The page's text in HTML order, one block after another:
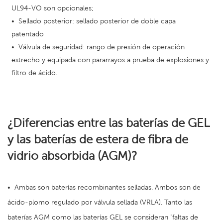
UL94-VO son opcionales;
•
Sellado posterior: sellado posterior de doble capa
patentado
• Válvula de seguridad: rango de presión de operación
estrecho y equipada con pararrayos a prueba de explosiones y
filtro de ácido.
¿Diferencias entre las baterías de GEL
y las baterías de estera de fibra de
vidrio absorbida (AGM)?
• Ambas son baterías recombinantes selladas. Ambos son de
ácido-plomo regulado por válvula sellada (VRLA). Tanto las
baterías AGM como las baterías GEL se consideran "faltas de